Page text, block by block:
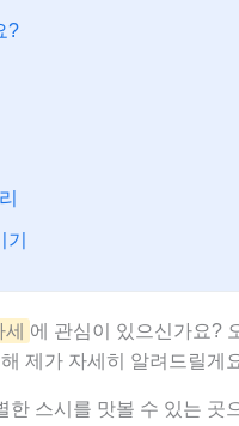
?
에 관심이 있으신가요?
제가 자세히 알려드릴게
스시를 맛볼 수 있는 곳